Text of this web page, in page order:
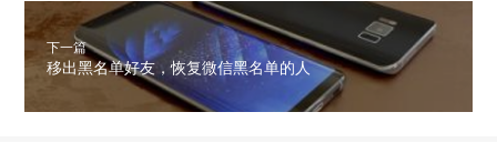
下一篇
移出黑名单好友，恢复微信黑名单的人